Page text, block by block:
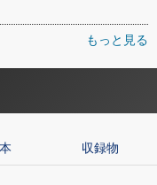
もっと見る
本 収録物